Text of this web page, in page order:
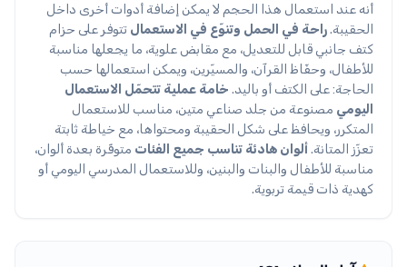
أنه عند استعمال هذا الحجم لا يمكن إضافة أدوات أخرى داخل
الحقيبة.راحة في الحمل وتنوّع في الاستعمال تتوفر على حزام
كتف جانبي قابل للتعديل، مع مقابض علوية، ما يجعلها مناسبة
للأطفال، وحفّاظ القرآن، والمسيّرين، ويمكن استعمالها حسب
الحاجة: على الكتف أو باليد. خامة عملية تتحمّل الاستعمال
اليومي مصنوعة من جلد صناعي متين، مناسب للاستعمال
المتكرر، ويحافظ على شكل الحقيبة ومحتواها، مع خياطة ثابتة
تعزّز المتانة.ألوان هادئة تناسب جميع الفئات متوفّرة بعدة ألوان،
مناسبة للأطفال والبنات والبنين، وللاستعمال المدرسي اليومي أو
كهدية ذات قيمة تربوية.